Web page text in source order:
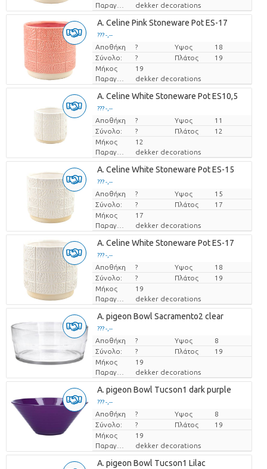
Παραγωγός
dekker decorations
A. Celine Pink Stoneware Pot ES-17
??? -,--
Τιμή ανά τεμάχιο
Αποθήκη ? Υψος
18
Σύνολο:
? Πλάτος
19
Μήκος
19
Παραγωγός
dekker decorations
A. Celine White Stoneware Pot ES10,5
??? -,--
Τιμή ανά τεμάχιο
Αποθήκη ? Υψος
11
Σύνολο:
? Πλάτος
12
Μήκος
12
Παραγωγός
dekker decorations
A. Celine White Stoneware Pot ES-15
??? -,--
Τιμή ανά τεμάχιο
Αποθήκη ? Υψος
15
Σύνολο:
? Πλάτος
17
Μήκος
17
Παραγωγός
dekker decorations
A. Celine White Stoneware Pot ES-17
??? -,--
Τιμή ανά τεμάχιο
Αποθήκη ? Υψος
18
Σύνολο:
? Πλάτος
19
Μήκος
19
Παραγωγός
dekker decorations
A. pigeon Bowl Sacramento2 clear
??? -,--
Τιμή ανά τεμάχιο
Αποθήκη ? Υψος
8
Σύνολο:
? Πλάτος
19
Μήκος
19
Παραγωγός
dekker decorations
A. pigeon Bowl Tucson1 dark purple
??? -,--
Τιμή ανά τεμάχιο
Αποθήκη ? Υψος
8
Σύνολο:
? Πλάτος
19
Μήκος
19
Παραγωγός
dekker decorations
A. pigeon Bowl Tucson1 Lilac